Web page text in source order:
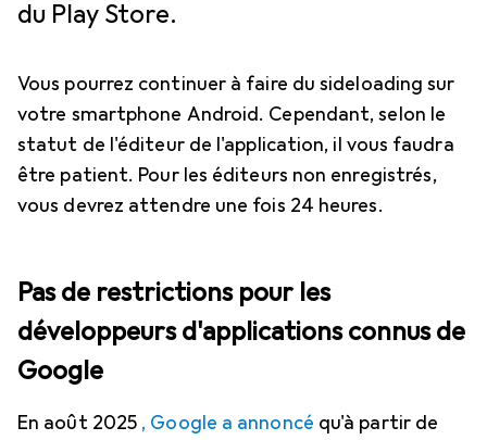
du Play Store.
Vous pourrez continuer à faire du sideloading sur
votre smartphone Android. Cependant, selon le
statut de l'éditeur de l'application, il vous faudra
être patient. Pour les éditeurs non enregistrés,
vous devrez attendre une fois 24 heures.
Pas de restrictions pour les
développeurs d'applications connus de
Google
En août 2025 , Google a annoncé qu'à partir de